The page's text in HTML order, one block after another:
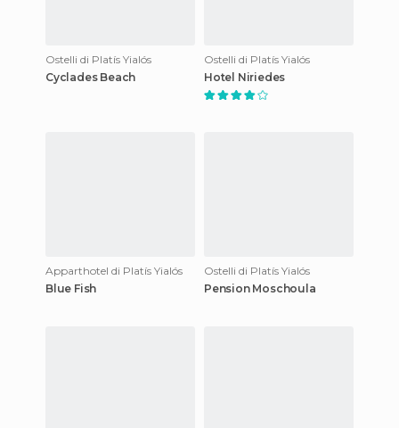
Ostelli di Platís Yialós
Cyclades Beach
Ostelli di Platís Yialós
Hotel Niriedes
Apparthotel di Platís Yialós
Blue Fish
Ostelli di Platís Yialós
Pension Moschoula